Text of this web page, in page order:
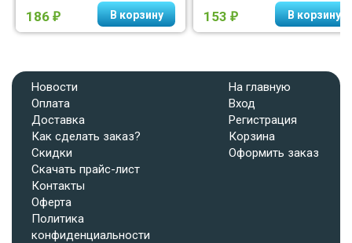
186 ₽ 153 ₽
Новости
Оплата
Доставка
Как сделать заказ?
Скидки
Скачать прайс-лист
Контакты
Оферта
Политика
конфиденциальности
На главную
Вход
Регистрация
Корзина
Оформить заказ